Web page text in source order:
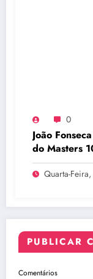
0
João
do Masters
Quarta-
PUBLICAR
Comentários